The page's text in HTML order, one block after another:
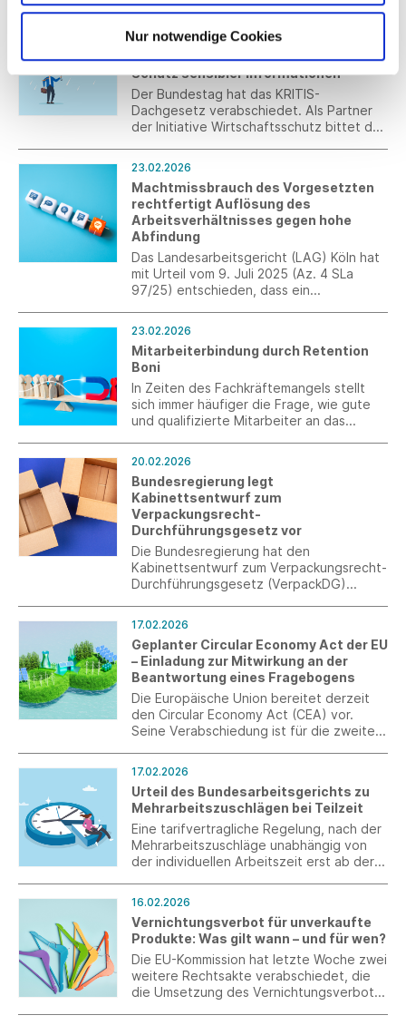
Nur notwendige Cookies
besteht aus führenden
Forschungsinstituten, Biotech-
Innovatoren und Industrieakteuren. Ziel
ist es, leistungsstarke, biobasierte und
recycelbare lederähnliche Stoffe
herzustellen.
KRITIS-Dachgesetz verabschiedet:
Umfrage zu Transparenzpflichten und
Schutz sensibler Informationen
Der Bundestag hat das KRITIS-
Dachgesetz verabschiedet. Als Partner
der Initiative Wirtschaftsschutz bittet der
Veröffentlichungspflichten, die aus
unternehmerischer Sicht
sicherheitsrelevant sein könnten. Die
Teilnahme an der Umfrage ist bis 1. März
2026 möglich.
23.02.2026
Machtmissbrauch des Vorgesetzten
rechtfertigt Auflösung des
Arbeitsverhältnisses gegen hohe
Abfindung
Das Landesarbeitsgericht (LAG) Köln hat
mit Urteil vom 9. Juli 2025 (Az. 4 SLa
97/25) entschieden, dass ein
aufzulösen war, nachdem der
Arbeitgeber durch wiederholte
unangemessene und herabwürdigende
Kommunikation das Vertrauensverhältnis
endgültig zerstört hatte.
23.02.2026
Mitarbeiterbindung durch Retention
Boni
In Zeiten des Fachkräftemangels stellt
sich immer häufiger die Frage, wie gute
und qualifizierte Mitarbeiter an das
wichtige Rolle spielen, sind insbesondere
bei Führungskräften auch finanzielle
Anreize sinnvoll.
20.02.2026
Bundesregierung legt
Kabinettsentwurf zum
Verpackungsrecht-
Durchführungsgesetz vor
Die Bundesregierung hat den
Kabinettsentwurf zum Verpackungsrecht-
Durchführungsgesetz (VerpackDG)
und setzt damit die Vorgaben der EU-
Verpackungsverordnung (EU) 2025/40
um. Im Vergleich zum Referentenentwurf
gibt es einige Änderungen.
17.02.2026
Geplanter Circular Economy Act der EU
– Einladung zur Mitwirkung an der
Beantwortung eines Fragebogens
Die Europäische Union bereitet derzeit
den Circular Economy Act (CEA) vor.
Seine Verabschiedung ist für die zweite
Unternehmen ihre Erwartungen an den
CEA in Form eines ausgefüllten
Fragebogens einreichen.
17.02.2026
Urteil des Bundesarbeitsgerichts zu
Mehrarbeitszuschlägen bei Teilzeit
Eine tarifvertragliche Regelung, nach der
Mehrarbeitszuschläge unabhängig von
der individuellen Arbeitszeit erst ab der
Diskriminierung Teilzeitbeschäftigter, so
das Urteil des Bundesarbeitsgerichts.
16.02.2026
Vernichtungsverbot für unverkaufte
Produkte: Was gilt wann – und für wen?
Die EU-Kommission hat letzte Woche zwei
weitere Rechtsakte verabschiedet, die
die Umsetzung des Vernichtungsverbots